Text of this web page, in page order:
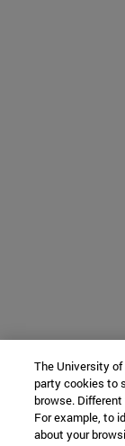
The University
party cookies to
browse.
For example, to
about your